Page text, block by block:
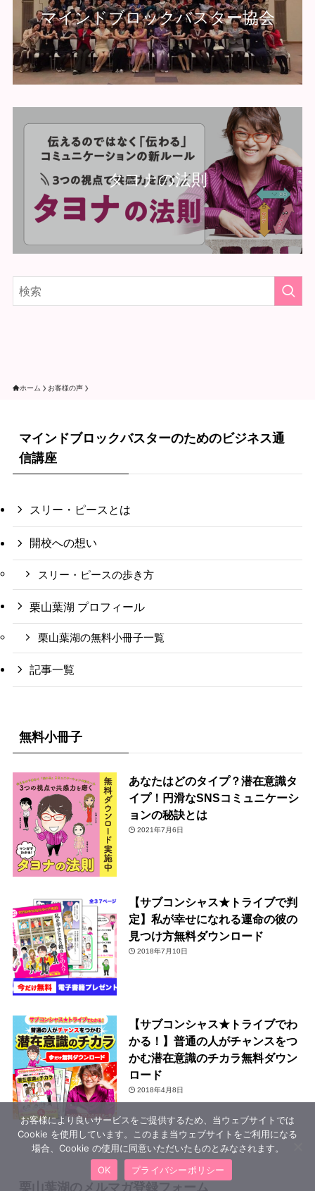
マインドブロックバスター協会
タヨナの法則
ホーム お客様の声
マインドブロックバスターのためのビジネス通
信講座
スリー・ピースとは
開校への想い
スリー・ピースの歩き方
栗山葉湖 プロフィール
栗山葉湖の無料小冊子一覧
記事一覧
無料小冊子
あなたはどのタイプ？潜在意識タ
イプ！円滑なSNSコミュニケーシ
ョンの秘訣とは
2021年7月6日
【サブコンシャス★トライブで判
定】私が幸せになれる運命の彼の
見つけ方無料ダウンロード
2018年7月10日
【サブコンシャス★トライブでわ
かる！】普通の人がチャンスをつ
かむ潜在意識のチカラ無料ダウン
ロード
2018年4月8日
栗山葉湖のメルマガ登録フォーム
お客様により良いサービスをご提供するため、当ウェブサイトでは
Cookie を使用しています。このまま当ウェブサイトをご利用になる
場合、Cookie の使用に同意いただいたものとみなされます。
OK
プライバシーポリシー